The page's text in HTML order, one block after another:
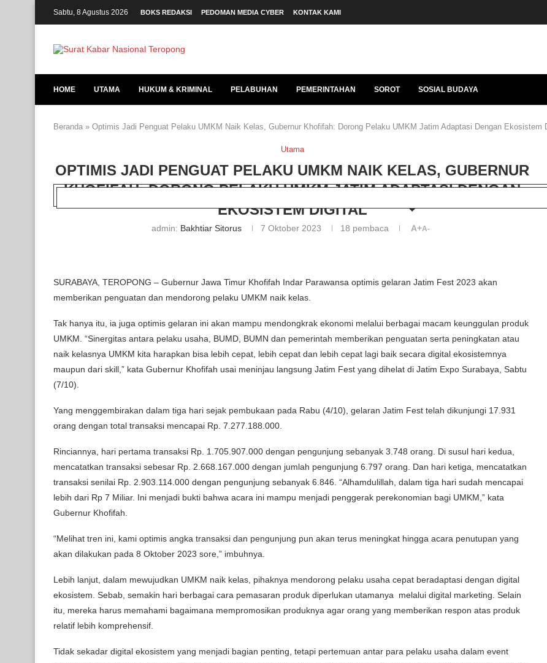
Sabtu, 8 Agustus 2026 BOKS REDAKSI PEDOMAN MEDIA CYBER KONTAK KAMI
HOME UTAMA HUKUM & KRIMINAL PELABUHAN PEMERINTAHAN SOROT SOSIAL BUDAYA
Beranda » Optimis Jadi Penguat Pelaku UMKM Naik Kelas, Gubernur Khofifah: Dorong Pelaku UMKM Jatim Adaptasi Dengan Ekosistem
Utama
OPTIMIS JADI PENGUAT PELAKU UMKM NAIK KELAS, GUBERNUR
KHOFIFAH: DORONG PELAKU UMKM JATIM ADAPTASI DENGAN
EKOSISTEM DIGITAL
admin: Bakhtiar Sitorus 7 Oktober 2023 18 pembaca A+A-
SURABAYA, TEROPONG – Gubernur Jawa Timur Khofifah Indar Parawansa optimis gelaran Jatim Fest 2023 akan
memberikan penguatan dan mendorong pelaku UMKM naik kelas.
Tak hanya itu, ia juga optimis gelaran ini akan mampu mendongkrak ekonomi melalui berbagai macam keunggulan produk
UMKM. “Sinergitas antara pelaku usaha, BUMD, BUMN dan pemerintah memberikan penguatan serta peningkatan atau
naik kelasnya UMKM kita harapkan bisa lebih cepat, lebih cepat dan lebih cepat lagi baik secara digital ekosistemnya
maupun dari skill,” kata Gubernur Khofifah usai meninjau langsung Jatim Fest yang dihelat di Jatim Expo Surabaya, Sabtu
(7/10).
Yang menggembirakan dalam tiga hari sejak pembukaan pada Rabu (4/10), gelaran Jatim Fest telah dikunjungi 17.931
orang dengan total transaksi mencapai Rp. 7.277.188.000.
Rinciannya, hari pertama transaksi Rp. 1.705.907.000 dengan pengunjung sebanyak 3.748 orang. Di susul hari kedua,
mencatatkan transaksi sebesar Rp. 2.668.167.000 dengan jumlah pengunjung 6.797 orang. Dan hari ketiga, mencatatkan
transaksi senilai Rp. 2.903.114.000 dengan pengunjung sebanyak 6.846. “Alhamdulillah, dalam tiga hari sudah mencapai
lebih dari Rp 7 Miliar. Ini menjadi bukti bahwa acara ini mampu menjadi penggerak perekonomian bagi UMKM,” kata
Gubernur Khofifah.
“Melihat tren ini, kami optimis angka transaksi dan pengunjung pun akan terus meningkat hingga acara penutupan yang
akan dilakukan pada 8 Oktober 2023 sore,” imbuhnya.
Lebih lanjut, dalam mewujudkan UMKM naik kelas, pihaknya mendorong pelaku usaha cepat beradaptasi dengan digital
ekosistem. Sebab, semakin hari berbagai cara pemasaran produk diperlukan utamanya melalui digital marketing. Selain
itu, mereka harus memahami bagaimana mempromosikan produknya agar orang yang memberikan respon atas produk
relatif lebih komprehensif.
Tidak sekadar digital ekosistem yang menjadi bagian penting, tetapi pertemuan antar para pelaku usaha dalam event